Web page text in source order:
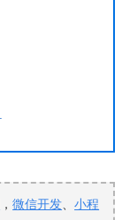
，微信开发 、小程